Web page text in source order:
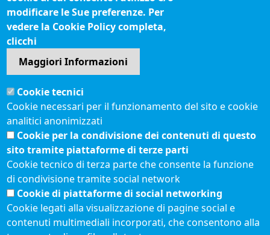
Seguici su
Sito web
Accesso riservato
Mappa del sito
Redazione
Statistiche di accesso
Visite totali al portale: 2639049
Menù privacy
Feed RSS
Note legali
© 2021 Camere di
Commercio d'Italia
modificare le Sue preferenze. Per
vedere la Cookie Policy completa,
clicchi
Maggiori Informazioni
Cookie tecnici
Cookie necessari per il funzionamento del sito e cookie
analitici anonimizzati
Cookie per la condivisione dei contenuti di questo
sito tramite piattaforme di terze parti
Cookie tecnico di terza parte che consente la funzione
di condivisione tramite social network
Cookie di piattaforme di social networking
Cookie legati alla visualizzazione di pagine social e
contenuti multimediali incorporati, che consentono alla